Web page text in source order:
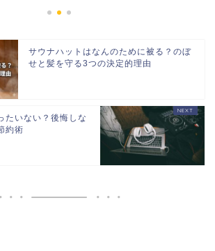
サウナハットはなんのために被る？のぼ
せと髪を守る3つの決定的理由
たいない？後悔しな
約術